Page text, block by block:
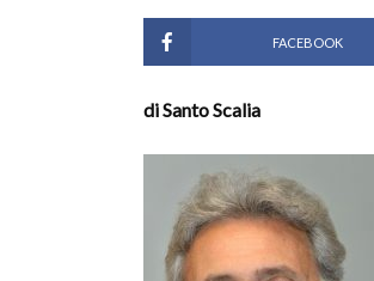
FACEBOOK
di Santo Scalia